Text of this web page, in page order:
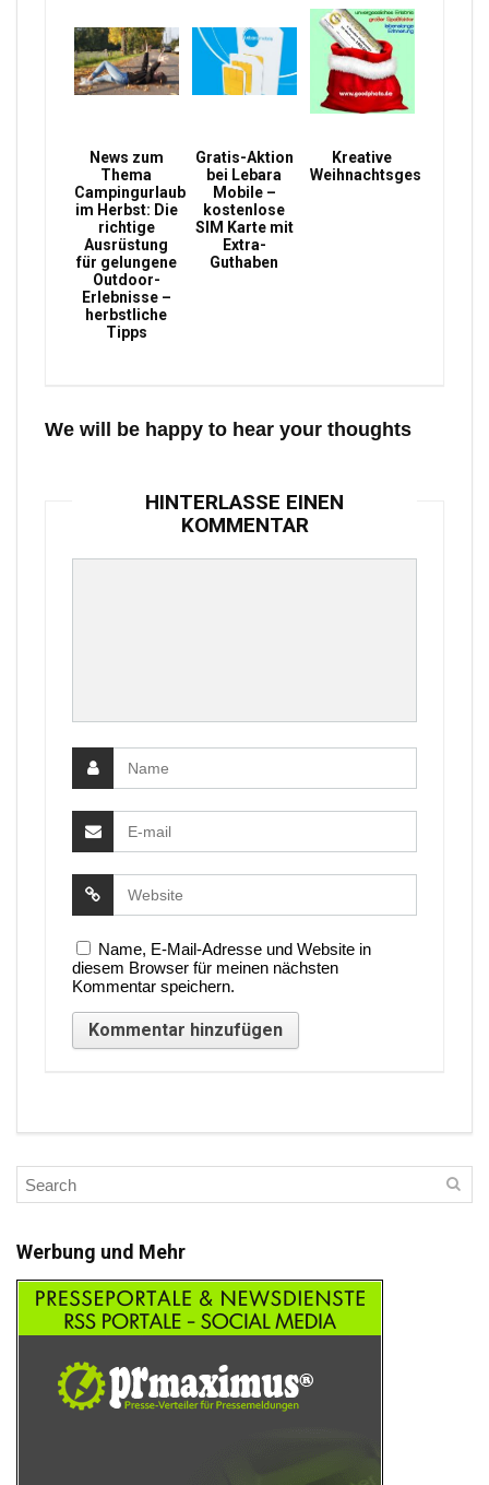
News zum
Thema
Campingurlaub
im Herbst: Die
richtige
Ausrüstung
für gelungene
Outdoor-
Erlebnisse –
herbstliche
Tipps
Gratis-Aktion
bei Lebara
Mobile –
kostenlose
SIM Karte mit
Extra-
Guthaben
Kreative
Weihnachtsgeschenke
We will be happy to hear your thoughts
HINTERLASSE EINEN
KOMMENTAR
Name, E-Mail-Adresse und Website in
diesem Browser für meinen nächsten
Kommentar speichern.
Werbung und Mehr